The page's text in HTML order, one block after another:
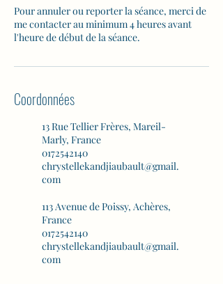
Pour annuler ou reporter la séance, merci de
me contacter au minimum 4 heures avant
l'heure de début de la séance.
Coordonnées
13 Rue Tellier Frères, Mareil-
Marly, France
0172542140
chrystellekandjiaubault@gmail.
com
113 Avenue de Poissy, Achères,
France
0172542140
chrystellekandjiaubault@gmail.
com